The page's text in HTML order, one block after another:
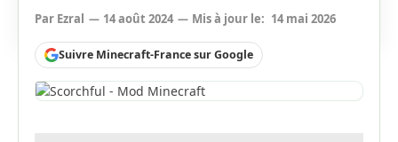
Par Ezral 14 août 2024 Mis à jour le: 14 mai 2026
Suivre Minecraft-France sur Google